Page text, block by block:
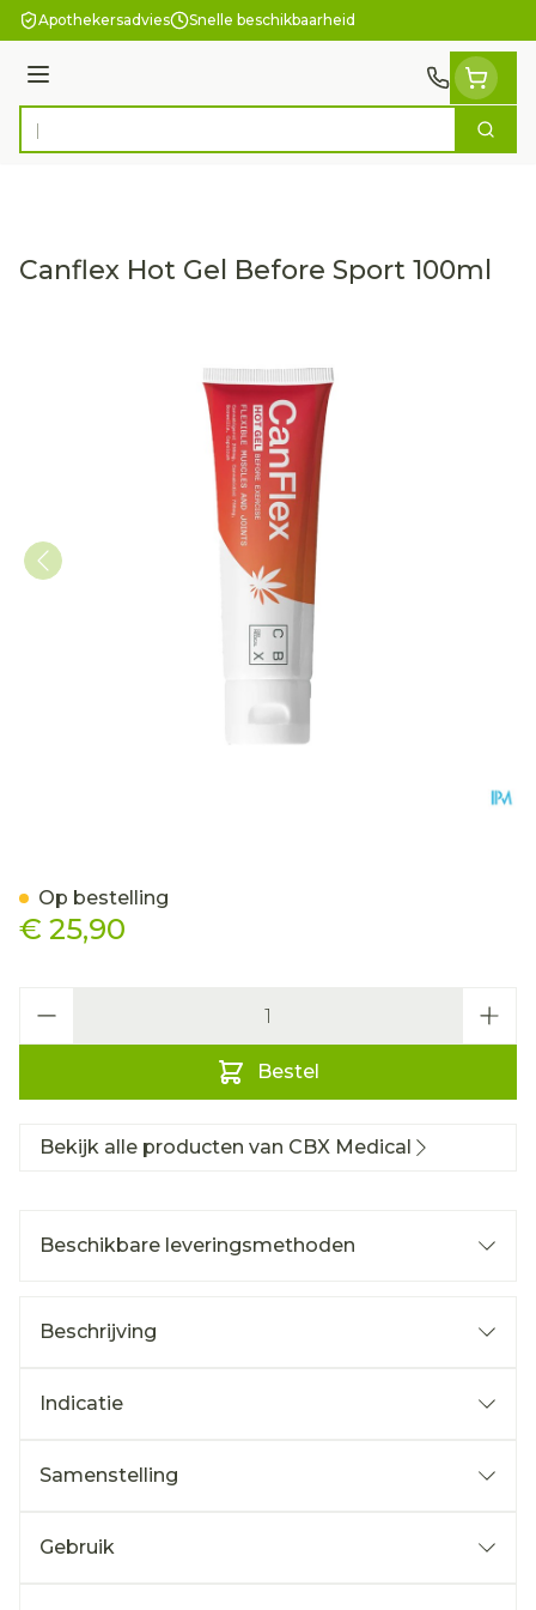
Ga naar de inhoud
Apothekersadvies Snelle beschikbaarheid
Menu
Product, merk, categorie... Zoek
Canflex Hot Gel Before Sport 100ml
€ 25,90
Bestel
Op bestelling
Bekijk alle producten van CBX Medical
Beschikbare leveringsmethoden
Beschrijving
Indicatie
Samenstelling
Gebruik